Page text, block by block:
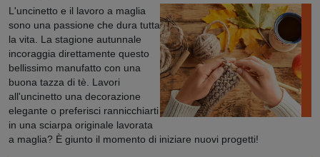
L'uncinetto e il lavoro a maglia
sono una passione che dura tutta
la vita. La stagione autunnale
incoraggia direttamente questo
bellissimo manufatto con una
buona tazza di tè. Lavori
all'uncinetto una decorazione
elegante o preferisci rannicchiarti
in una sciarpa originale lavorata
a maglia? È giunto il momento di iniziare nuovi progetti!